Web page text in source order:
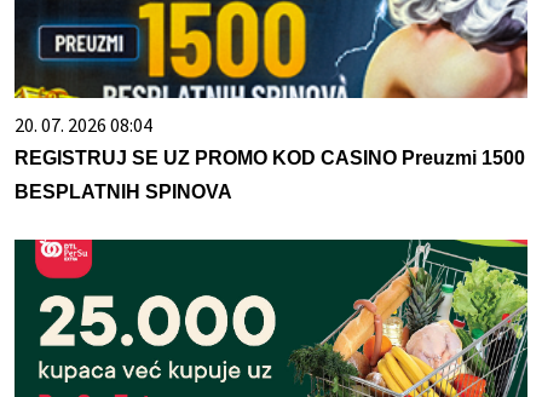
20. 07. 2026 08:04
REGISTRUJ SE UZ PROMO KOD CASINO Preuzmi 1500
BESPLATNIH SPINOVA